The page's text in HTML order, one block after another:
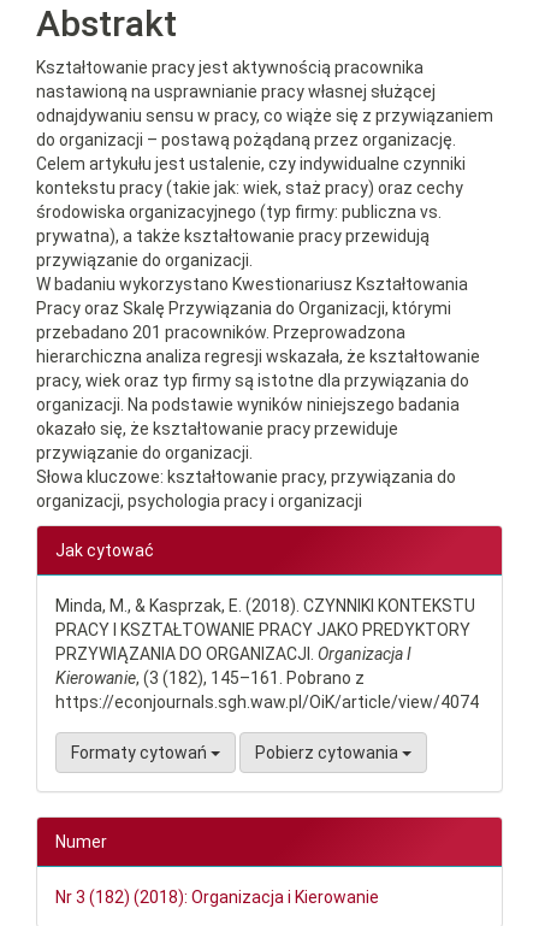
Content
Abstrakt
Kształtowanie pracy jest aktywnością pracownika
nastawioną na usprawnianie pracy własnej służącej
odnajdywaniu sensu w pracy, co wiąże się z przywiązaniem
do organizacji – postawą pożądaną przez organizację.
Celem artykułu jest ustalenie, czy indywidualne czynniki
kontekstu pracy (takie jak: wiek, staż pracy) oraz cechy
środowiska organizacyjnego (typ firmy: publiczna vs.
prywatna), a także kształtowanie pracy przewidują
przywiązanie do organizacji.
W badaniu wykorzystano Kwestionariusz Kształtowania
Pracy oraz Skalę Przywiązania do Organizacji, którymi
przebadano 201 pracowników. Przeprowadzona
hierarchiczna analiza regresji wskazała, że kształtowanie
pracy, wiek oraz typ firmy są istotne dla przywiązania do
organizacji. Na podstawie wyników niniejszego badania
okazało się, że kształtowanie pracy przewiduje
przywiązanie do organizacji.
Słowa kluczowe: kształtowanie pracy, przywiązania do
organizacji, psychologia pracy i organizacji
Article
Details
Jak cytować
Minda, M., & Kasprzak, E. (2018). CZYNNIKI KONTEKSTU
PRACY I KSZTAŁTOWANIE PRACY JAKO PREDYKTORY
PRZYWIĄZANIA DO ORGANIZACJI. Organizacja I
Kierowanie, (3 (182), 145–161. Pobrano z
https://econjournals.sgh.waw.pl/OiK/article/view/4074
Formaty cytowań Pobierz cytowania
Numer
Nr 3 (182) (2018): Organizacja i Kierowanie